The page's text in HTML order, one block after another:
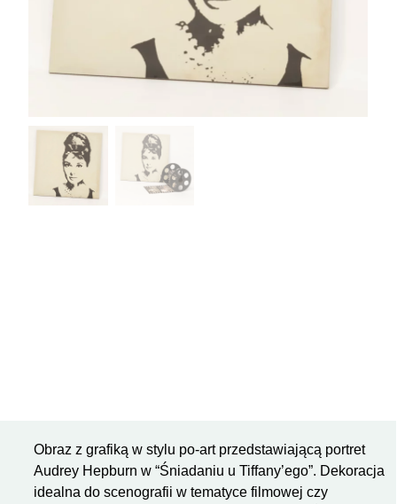
Obraz z grafiką w stylu po-art przedstawiającą portret
Audrey Hepburn w “Śniadaniu u Tiffany’ego”. Dekoracja
idealna do scenografii w tematyce filmowej czy